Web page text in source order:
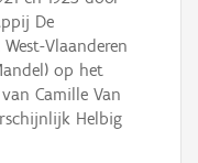
De
Vlaanderen
op het
Camille Van
Helbig